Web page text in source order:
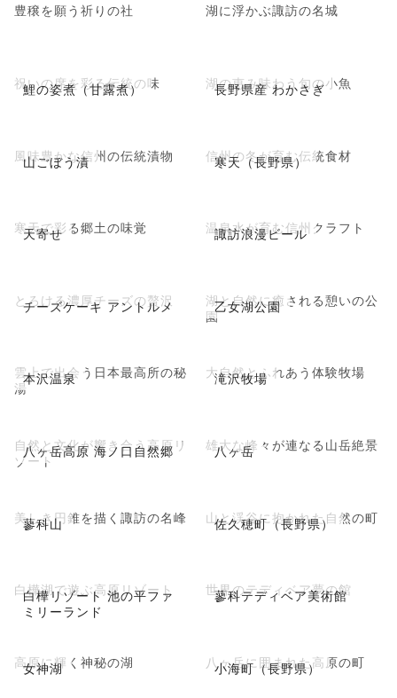
豊穣を願う祈りの社 湖に浮かぶ諏訪の名城
鯉の姿煮（甘露煮）
祝いの席を彩る伝統の味 長野県産 わかさぎ
湖の恵み味わう旬の小魚
山ごぼう漬
風味豊かな信州の伝統漬物 寒天（長野県）
信州の冬が育む伝統食材
天寄せ
寒天で彩る郷土の味覚 諏訪浪漫ビール
温泉水が育む信州クラフト
チーズケーキ アントルメ
とろける濃厚チーズの贅沢 乙女湖公園
湖と自然に癒される憩いの公
園
本沢温泉
雲上で出会う日本最高所の秘
湯
滝沢牧場
大自然とふれあう体験牧場
八ヶ岳高原 海ノ口自然郷
自然と文化が響き合う高原リ
ゾート
八ヶ岳
雄大な峰々が連なる山岳絶景
蓼科山
美しき円錐を描く諏訪の名峰 佐久穂町（長野県）
山と渓谷に抱かれた自然の町
白樺リゾート 池の平ファ
ミリーランド
白樺湖で遊ぶ高原リゾート 蓼科テディベア美術館
世界のテディベア夢の館
女神湖
高原に輝く神秘の湖 小海町（長野県）
八ヶ岳に囲まれた高原の町